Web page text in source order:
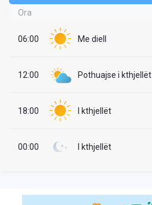
Ora
06:00 Me diell
12:00 Pothuajse i kthjellët
18:00 I kthjellët
00:00 I kthjellët